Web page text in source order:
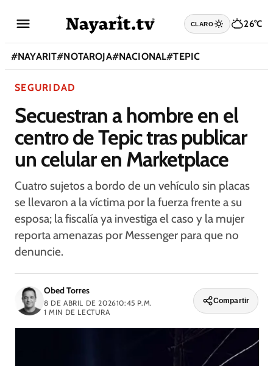
CLARO 26°C
#NAYARIT#NOTAROJA#NACIONAL#TEPIC
SEGURIDAD
Secuestran a hombre en el
centro de Tepic tras publicar
un celular en Marketplace
Cuatro sujetos a bordo de un vehículo sin placas
se llevaron a la víctima por la fuerza frente a su
esposa; la fiscalía ya investiga el caso y la mujer
reporta amenazas por Messenger para que no
denuncie.
Obed Torres
8 DE ABRIL DE 202610:45 P.M.
1 MIN DE LECTURA
Compartir